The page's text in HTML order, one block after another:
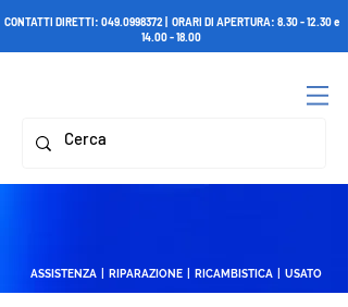
CONTATTI DIRETTI: 049.0998372 | ORARI DI APERTURA: 8.30 - 12.30e
14.00 - 18.00
ASSISTENZA | RIPARAZIONE | RICAMBISTICA | USATO